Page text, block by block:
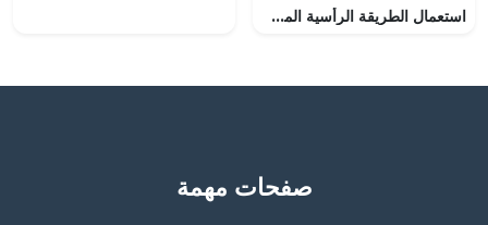
استعمال الطريقة الرأسية المطولة لجمع الأعداد
صفحات مهمة